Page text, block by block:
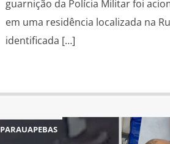
guarnição da Polícia Militar foi
em uma residência localizada na
identificada […]
PARAUAPEBAS